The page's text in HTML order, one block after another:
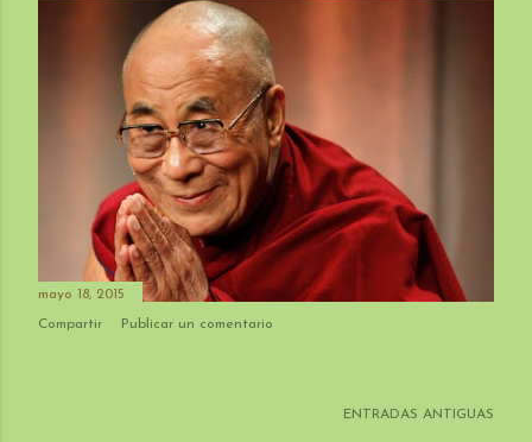
mayo 18, 2015
Compartir Publicar un comentario
ENTRADAS ANTIGUAS